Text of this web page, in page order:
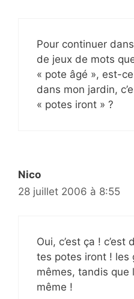
Pour continuer
de jeux de mots
« pote âgé », est-
dans mon jardin,
« potes iront » ?
Nico
28 juillet 2006 à 8:55
Oui, c’est ça !
tes potes iront ! les
mêmes, tandis que
même !